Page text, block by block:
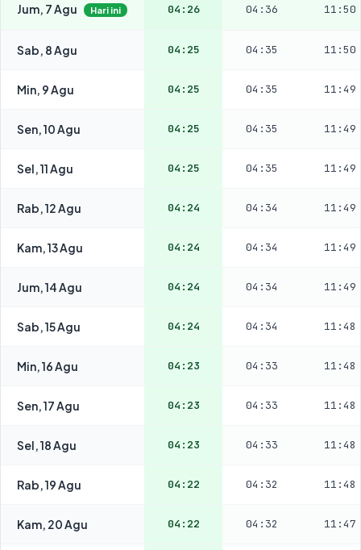
Jum, 7 Agu Hari ini 04:26 04:36 11:50
Sab, 8 Agu 04:25 04:35 11:50
Min, 9 Agu 04:25 04:35 11:49
Sen, 10 Agu 04:25 04:35 11:49
Sel, 11 Agu 04:25 04:35 11:49
Rab, 12 Agu 04:24 04:34 11:49
Kam, 13 Agu 04:24 04:34 11:49
Jum, 14 Agu 04:24 04:34 11:49
Sab, 15 Agu 04:24 04:34 11:48
Min, 16 Agu 04:23 04:33 11:48
Sen, 17 Agu 04:23 04:33 11:48
Sel, 18 Agu 04:23 04:33 11:48
Rab, 19 Agu 04:22 04:32 11:48
Kam, 20 Agu 04:22 04:32 11:47